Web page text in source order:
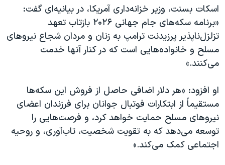
سفر پرزیدنت ترامپ به چین
اسکات بسنت، وزیر خزانه‌داری آمریکا، در بیانیه‌ای گفت:
«برنامه سکه‌های جام جهانی ۲۰۲۶ بازتاب تعهد
تزلزل‌ناپذیر پرزیدنت ترامپ به زنان و مردان شجاع نیروهای
مسلح و خانواده‌هایی است که در کنار آنها خدمت
می‌کنند.»
او افزود: «هر دلار اضافی حاصل از فروش این سکه‌ها
مستقیماً از ابتکارات فوتبال جوانان برای فرزندان اعضای
نیروهای مسلح حمایت خواهد کرد، و فرصت‌هایی را
توسعه می‌دهد که به تقویت شخصیت، تاب‌آوری، و روحیه
اجتماعی کمک می‌کند.»